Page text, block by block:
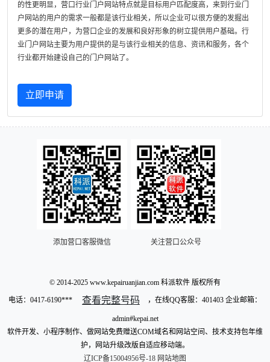
的性更明显，营口行业门户网站特点就是目标用户匹配度高，来到行业门
户网站的用户的需求一般都是该行业相关，所以企业可以很方便的发掘出
更多的潜在用户，为营口企业的发展和良好形象的树立提供用户基础。行
业门户网站主要为用户提供的是与该行业相关的信息、资讯和服务，各个
行业都开始建设自己的门户网站了。
立即申请
添加营口客服微信 关注营口公众号
© 2014-2025 www.kepairuanjian.com 科派软件 版权所有
电话： 0417-6190*** 查看完整号码 ，在线QQ客服：401403 企业邮箱：
admin#kepai.net
软件开发、小程序制作、做网站免费赠送COM域名和网站空间、技术支持包年维
护，网站升级改版自适应移动端。
辽ICP备15004956号-18 网站地图